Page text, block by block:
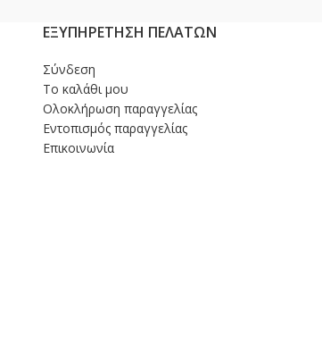
ΕΞΥΠΗΡΕΤΗΣΗ ΠΕΛΑΤΩΝ
Σύνδεση
Το καλάθι μου
Ολοκλήρωση παραγγελίας
Εντοπισμός παραγγελίας
Επικοινωνία